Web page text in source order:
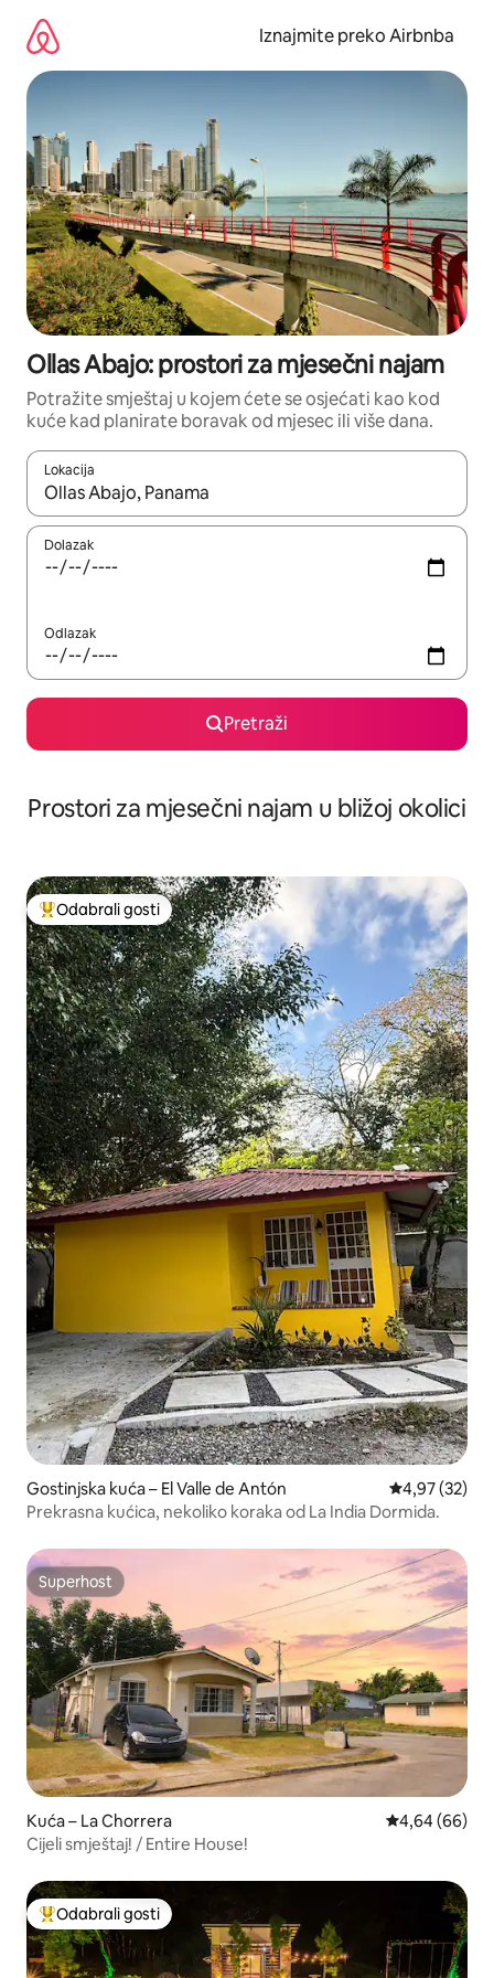
sadržaj
Iznajmite preko Airbnba
Ollas Abajo: prostori za mjesečni najam
Potražite smještaj u kojem ćete se osjećati kao kod
kuće kad planirate boravak od mjesec ili više dana.
Lokacija
Kada budu dostupni rezultati, moći ćete ih pregledati
Dolazak
Odlazak
Pretraži
Prostori za mjesečni najam u bližoj okolici
Među najviše rangiranima s oznakom „Odabrali gosti”
Odabrali gosti
Gostinjska kuća – El Valle de Antón Prosječna
4,97 (32)
Prekrasna kućica, nekoliko koraka od La India Dormida.
Superhost
Superhost
Kuća – La Chorrera Prosječna
4,64 (66)
Cijeli smještaj! / Entire House!
Među najviše rangiranima s oznakom „Odabrali gosti”
Odabrali gosti